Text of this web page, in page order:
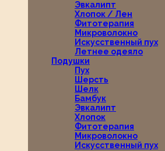
Эвкалипт
Хлопок / Лен
Фитотерапия
Микроволокно
Искусственный пух
Летнее одеяло
Подушки
Пух
Шерсть
Шелк
Бамбук
Эвкалипт
Хлопок
Фитотерапия
Микроволокно
Искусственный пух